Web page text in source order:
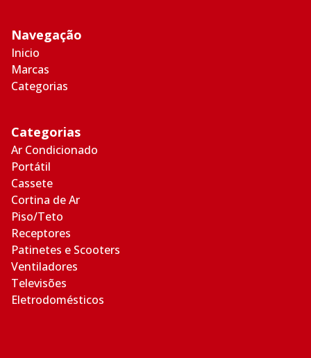
Navegação
Inicio
Marcas
Categorias
Categorias
Ar Condicionado
Portátil
Cassete
Cortina de Ar
Piso/Teto
Receptores
Patinetes e Scooters
Ventiladores
Televisões
Eletrodomésticos